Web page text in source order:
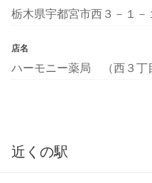
栃木県宇都宮市西３－１－
店名
ハーモニー薬局 （西３丁
近くの駅